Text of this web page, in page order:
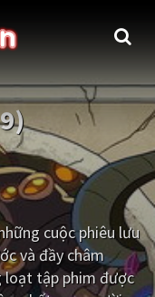
- Hình sự
cuộc phiêu lưu
và đầy châm
loạt tập phim được